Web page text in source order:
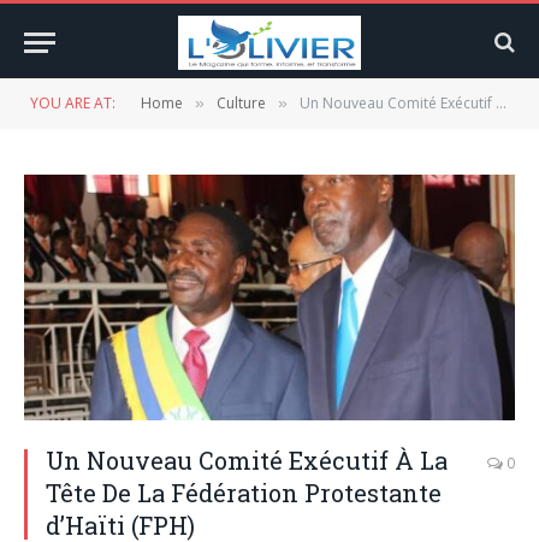
YOU ARE AT: Home » Culture » Un Nouveau Comité Exécutif À La Tête De La Fédération Protestante d’Haïti (FPH)
Un Nouveau Comité Exécutif À La
Tête De La Fédération Protestante
d’Haïti (FPH)
0